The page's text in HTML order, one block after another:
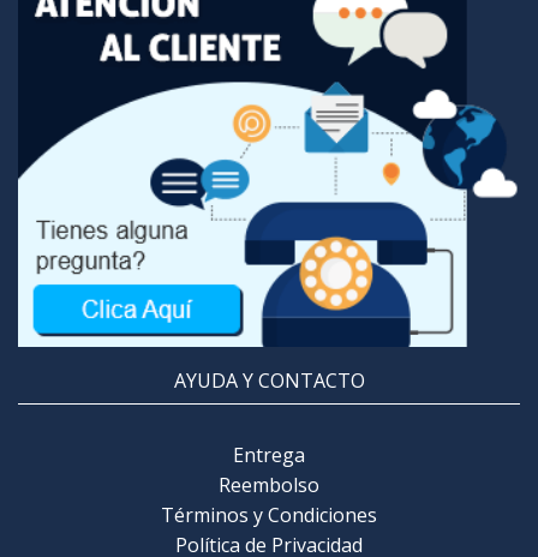
AYUDA Y CONTACTO
Entrega
Reembolso
Términos y Condiciones
Política de Privacidad